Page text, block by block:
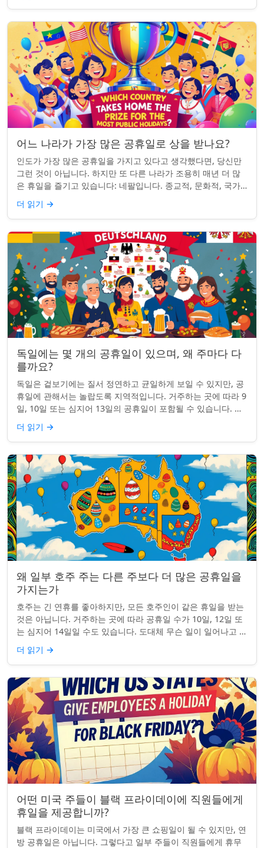
어느 나라가 가장 많은 공휴일로 상을 받나요?
인도가 가장 많은 공휴일을 가지고 있다고 생각했다면, 당신만
그런 것이 아닙니다. 하지만 또 다른 나라가 조용히 매년 더 많
은 휴일을 즐기고 있습니다: 네팔입니다. 종교적, 문화적, 국가
적 기념일이 혼합된 네팔은 현...
더 읽기 →
독일에는 몇 개의 공휴일이 있으며, 왜 주마다 다
를까요?
독일은 겉보기에는 질서 정연하고 균일하게 보일 수 있지만, 공
휴일에 관해서는 놀랍도록 지역적입니다. 거주하는 곳에 따라 9
일, 10일 또는 심지어 13일의 공휴일이 포함될 수 있습니다. 왜
그런 걸까요? 간단한 통찰...
더 읽기 →
왜 일부 호주 주는 다른 주보다 더 많은 공휴일을
가지는가
호주는 긴 연휴를 좋아하지만, 모든 호주인이 같은 휴일을 받는
것은 아닙니다. 거주하는 곳에 따라 공휴일 수가 10일, 12일 또
는 심지어 14일일 수도 있습니다. 도대체 무슨 일이 일어나고 있
는 걸까요? 왜 일부 ...
더 읽기 →
어떤 미국 주들이 블랙 프라이데이에 직원들에게
휴일을 제공합니까?
블랙 프라이데이는 미국에서 가장 큰 쇼핑일이 될 수 있지만, 연
방 공휴일은 아닙니다. 그렇다고 일부 주들이 직원들에게 휴무